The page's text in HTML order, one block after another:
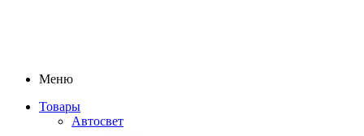
Меню
Товары
Автосвет